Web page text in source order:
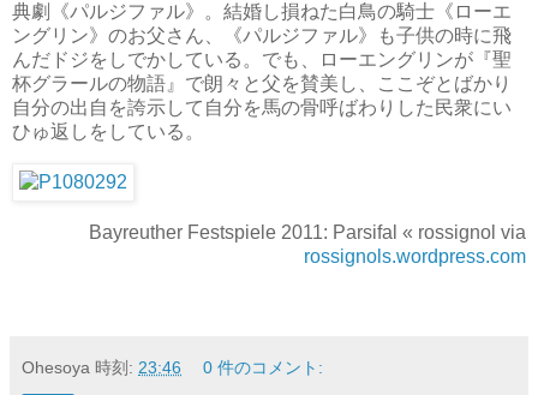
典劇《パルジファル》。結婚し損ねた白鳥の騎士《ローエ
ングリン》のお父さん、《パルジファル》も子供の時に飛
んだドジをしでかしている。でも、ローエングリンが『聖
杯グラールの物語』で朗々と父を賛美し、ここぞとばかり
自分の出自を誇示して自分を馬の骨呼ばわりした民衆にい
ひゅ返しをしている。
Bayreuther Festspiele 2011: Parsifal « rossignol via
rossignols.wordpress.com
Ohesoya 時刻: 23:46 0 件のコメント: